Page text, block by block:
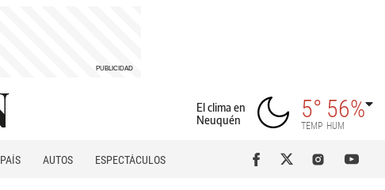
El clima en
Neuquén
5°
TEMP
56%
HUM
PAÍS AUTOS
ESPECTÁCULOS